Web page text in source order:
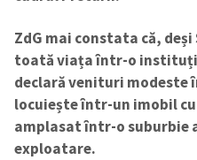
Trimite o informație
in English
ZdG mai constata că,
toată viața într-o
declară venituri
locuiește într-un imobil
amplasat într-o suburbie
exploatare.